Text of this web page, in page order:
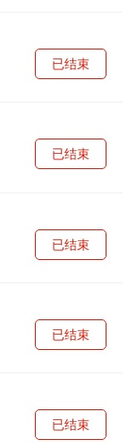
已结束
已结束
已结束
已结束
已结束